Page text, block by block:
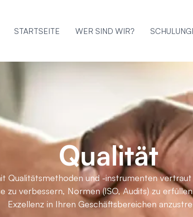
STARTSEITE WER SIND WIR?
Qualität
Qualitätsmethoden und -instrumenten
zu verbessern, Normen (ISO, Audits) zu
Exzellenz in Ihren Geschäftsbereichen